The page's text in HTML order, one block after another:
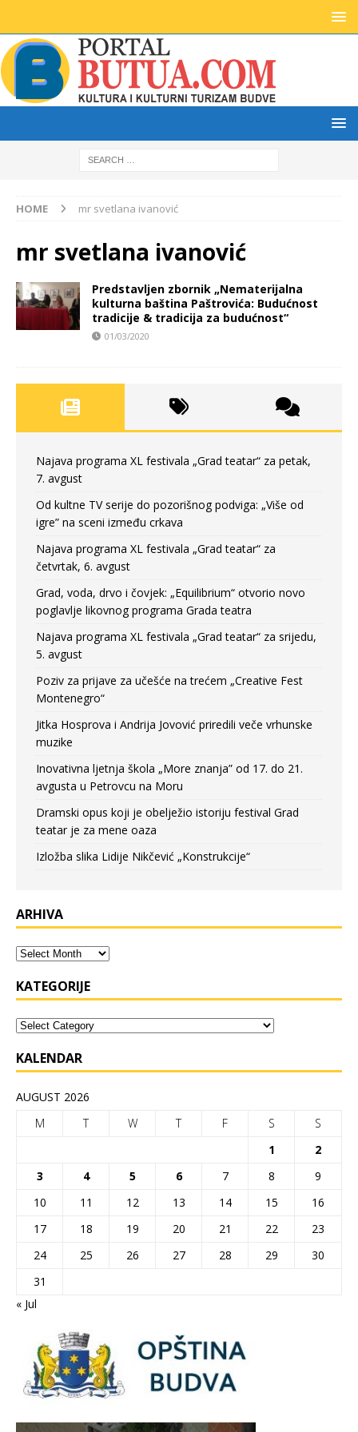
HOME mr svetlana ivanović
mr svetlana ivanović
Predstavljen zbornik „Nematerijalna
kulturna baština Paštrovića: Budućnost
tradicije & tradicija za budućnost“
01/03/2020
Najava programa XL festivala „Grad teatar“ za petak,
7. avgust
Od kultne TV serije do pozorišnog podviga: „Više od
igre” na sceni između crkava
Najava programa XL festivala „Grad teatar“ za
četvrtak, 6. avgust
Grad, voda, drvo i čovjek: „Equilibrium“ otvorio novo
poglavlje likovnog programa Grada teatra
Najava programa XL festivala „Grad teatar“ za srijedu,
5. avgust
Poziv za prijave za učešće na trećem „Creative Fest
Montenegro“
Jitka Hosprova i Andrija Jovović priredili veče vrhunske
muzike
Inovativna ljetnja škola „More znanja” od 17. do 21.
avgusta u Petrovcu na Moru
Dramski opus koji je obelježio istoriju festival Grad
teatar je za mene oaza
Izložba slika Lidije Nikčević „Konstrukcije“
ARHIVA
KATEGORIJE
KALENDAR
AUGUST 2026
M
T W T F S
S
1
2
3
4 5 6 7 8
9
10
11 12 13 14 15
16
17
18 19 20 21 22
23
24
25 26 27 28 29
30
31
« Jul